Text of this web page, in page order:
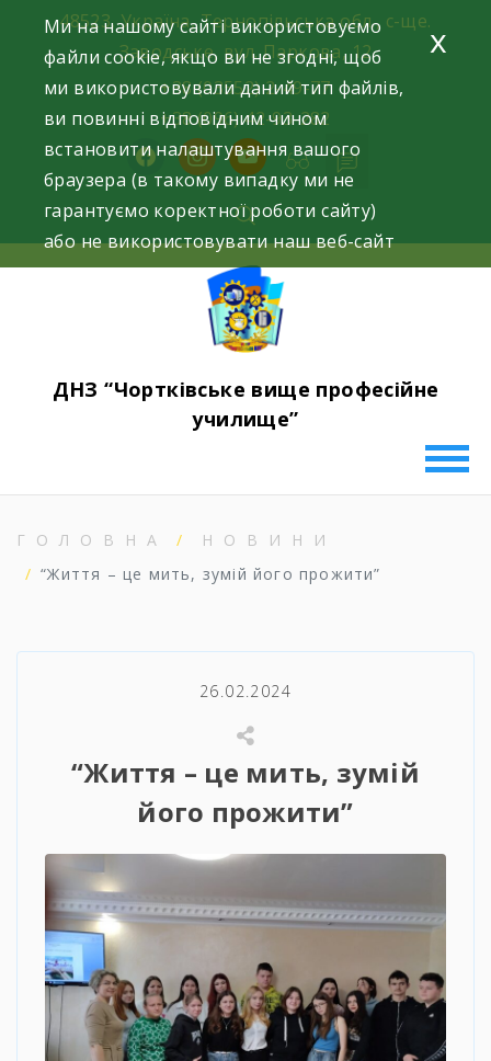
content
48523, Україна, Тернопільська обл., с-ще.
Заводське, вул. Паркова, 12
+38 (03552) 2-49-77
+38 (096) 42-93-282
facebookinstagramyoutube
ДНЗ “Чортківське вище професійне
училище”
ГОЛОВНА
НОВИНИ
“Життя – це мить, зумій його прожити”
26.02.2024
“Життя – це мить, зумій
його прожити”
Ми на нашому сайті використовуємо
файли cookie, якщо ви не згодні, щоб
ми використовували даний тип файлів,
ви повинні відповідним чином
встановити налаштування вашого
браузера (в такому випадку ми не
гарантуємо коректної роботи сайту)
або не використовувати наш веб-сайт
x